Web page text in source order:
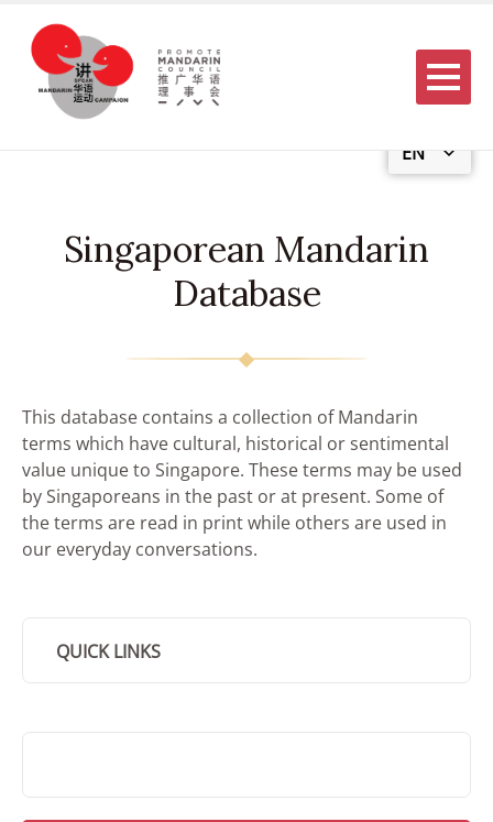
EN
Menu
Singaporean Mandarin
Database
This database contains a collection of Mandarin
terms which have cultural, historical or sentimental
value unique to Singapore. These terms may be used
by Singaporeans in the past or at present. Some of
the terms are read in print while others are used in
our everyday conversations.
QUICK LINKS